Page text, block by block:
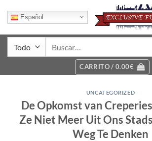
Español
CARRITO /0.00€
UNCATEGORIZED
De Opkomst van
Ze Niet Meer Uit Ons
Weg Te Denken